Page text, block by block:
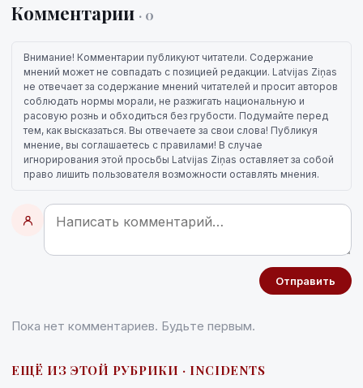
Комментарии · 0
Внимание! Комментарии публикуют читатели. Содержание
мнений может не совпадать с позицией редакции. Latvijas Ziņas
не отвечает за содержание мнений читателей и просит авторов
соблюдать нормы морали, не разжигать национальную и
расовую рознь и обходиться без грубости. Подумайте перед
тем, как высказаться. Вы отвечаете за свои слова! Публикуя
мнение, вы соглашаетесь с правилами! В случае
игнорирования этой просьбы Latvijas Ziņas оставляет за собой
право лишить пользователя возможности оставлять мнения.
Отправить
Пока нет комментариев. Будьте первым.
ЕЩЁ ИЗ ЭТОЙ РУБРИКИ · INCIDENTS